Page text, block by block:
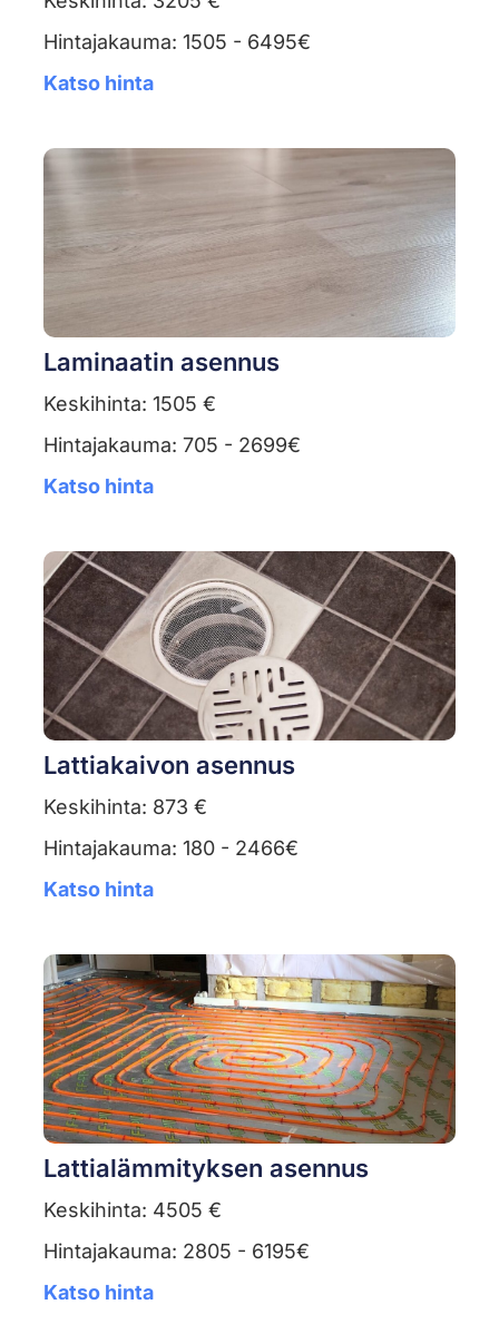
Hintajakauma: 1505 - 6495€
Katso hinta
Laminaatin asennus
Keskihinta: 1505 €
Hintajakauma: 705 - 2699€
Katso hinta
Lattiakaivon asennus
Keskihinta: 873 €
Hintajakauma: 180 - 2466€
Katso hinta
Lattialämmityksen asennus
Keskihinta: 4505 €
Hintajakauma: 2805 - 6195€
Katso hinta